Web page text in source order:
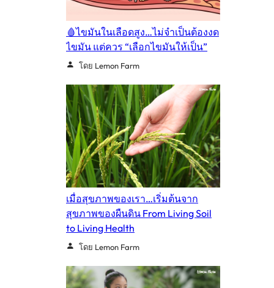
🩸ไขมันในเลือดสูง…ไม่จำเป็นต้องงด
ไขมัน แต่ควร “เลือกไขมันให้เป็น”
โดย Lemon Farm
เมื่อสุขภาพของเรา…เริ่มต้นจาก
สุขภาพของผืนดิน From Living Soil
to Living Health
โดย Lemon Farm